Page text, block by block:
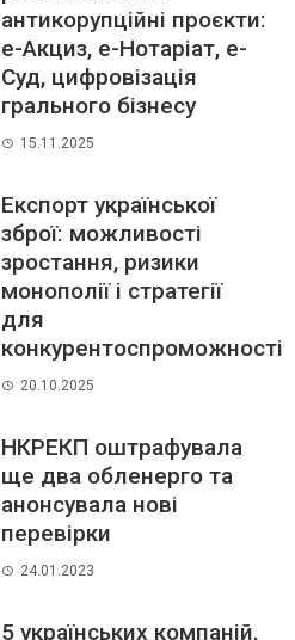
антикорупційні проєкти:
е-Акциз, е-Нотаріат, е-
Суд, цифровізація
грального бізнесу
15.11.2025
Експорт української
зброї: можливості
зростання, ризики
монополії і стратегії
для
конкурентоспроможності
20.10.2025
​НКРЕКП оштрафувала
ще два обленерго та
анонсувала нові
перевірки
24.01.2023
5 українських компаній,